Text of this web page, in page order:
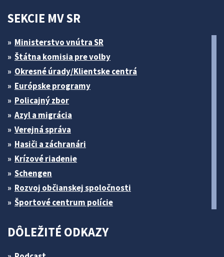
SEKCIE MV SR
Ministerstvo vnútra SR
Štátna komisia pre volby
Okresné úrady/Klientske centrá
Európske programy
Policajný zbor
Azyl a migrácia
Verejná správa
Hasiči a záchranári
Krízové riadenie
Schengen
Rozvoj občianskej spoločnosti
Športové centrum polície
DÔLEŽITÉ ODKAZY